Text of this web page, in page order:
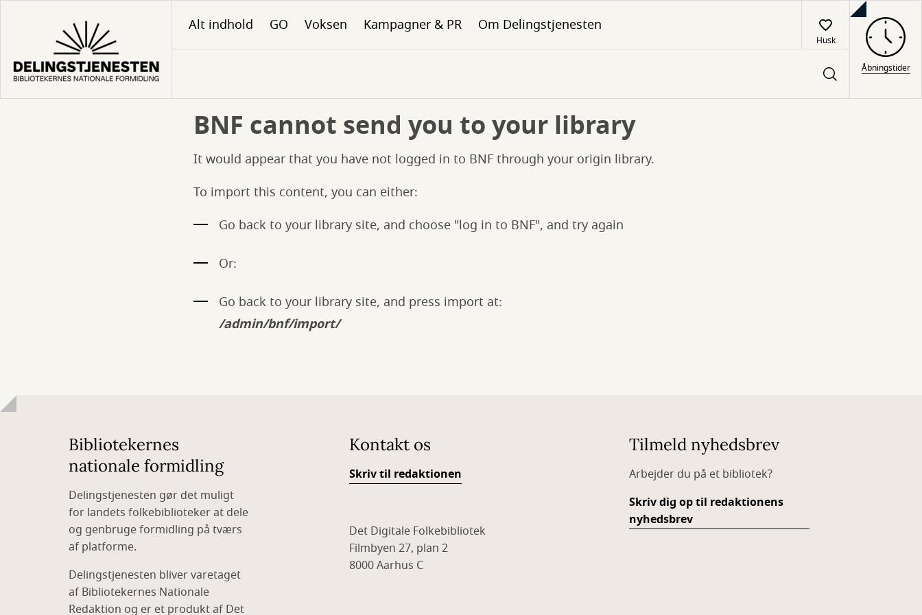
hovedindhold
Alt indhold GO Voksen Kampagner & PR Om Delingstjenesten
Husk
Åbningstider
BNF cannot send you to your library
It would appear that you have not logged in to BNF through your origin library.
To import this content, you can either:
Go back to your library site, and choose "log in to BNF", and try again
Or:
Go back to your library site, and press import at:
/admin/bnf/import/
Bibliotekernes
nationale formidling
Delingstjenesten gør det muligt
for landets folkebiblioteker at dele
og genbruge formidling på tværs
af platforme.
Delingstjenesten bliver varetaget
af Bibliotekernes Nationale
Redaktion og er et produkt af Det
Kontakt os
Skriv til redaktionen
Det Digitale Folkebibliotek
Filmbyen 27, plan 2
8000 Aarhus C
Tilmeld nyhedsbrev
Arbejder du på et bibliotek?
Skriv dig op til redaktionens
nyhedsbrev